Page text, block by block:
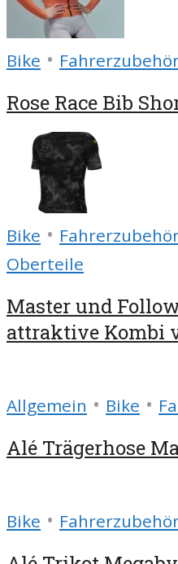
Bike •
Rose Race Bib
Bike •
Oberteile
Master und
attraktive Kombi
Allgemein • Bike •
Alé Trägerhose
Bike •